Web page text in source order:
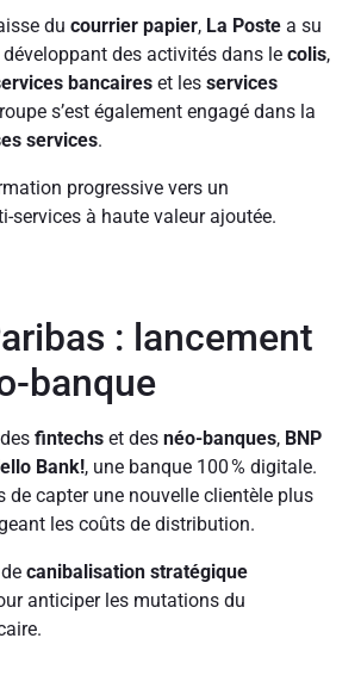
du courrier papier, La Poste a su
des activités dans le colis,
bancaires et les services
s’est également engagé dans la
services.
progressive vers un
services à haute valeur ajoutée.
: lancement
banque
fintechs et des néo-banques, BNP
Bank!, une banque 100 % digitale.
de capter une nouvelle clientèle plus
les coûts de distribution.
canibalisation stratégique
anticiper les mutations du